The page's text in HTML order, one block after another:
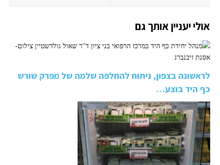
אולי יעניין אותך גם
לראשונה בצפון, ניתוח להחלפה שלמה של מפרק שורש
כף היד בוצע…